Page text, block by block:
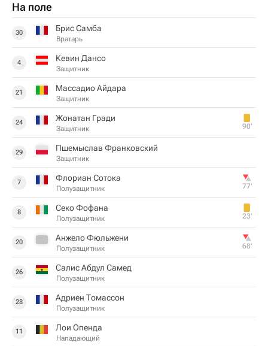
На поле
30 Брис Самба
Вратарь
4 Кевин Дансо
Защитник
21 Массадио Айдара
Защитник
24 Жонатан Гради
Защитник 90‎’‎
29 Пшемыслав Франковский
Защитник
7 Флориан Сотока
Полузащитник 77‎’‎
8 Секо Фофана
Полузащитник 23‎’‎
20 Анжело Фюльжени
Полузащитник 68‎’‎
26 Салис Абдул Самед
Полузащитник
28 Адриен Томассон
Полузащитник
11 Лои Опенда
Нападающий